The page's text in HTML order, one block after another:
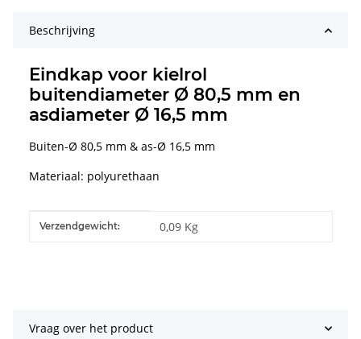
Beschrijving
Eindkap voor kielrol
buitendiameter Ø 80,5 mm en
asdiameter Ø 16,5 mm
Buiten-Ø 80,5 mm & as-Ø 16,5 mm
Materiaal: polyurethaan
#productDetails.itemInformation#
#productDetails.itemValue#
Verzendgewicht: 0,09 Kg
Vraag over het product